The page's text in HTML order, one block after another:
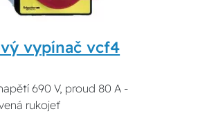
vypínač vcf4
690 V, proud 80 A -
rukojeť